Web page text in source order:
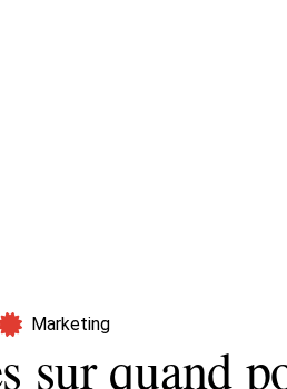
Marketing
sur quand